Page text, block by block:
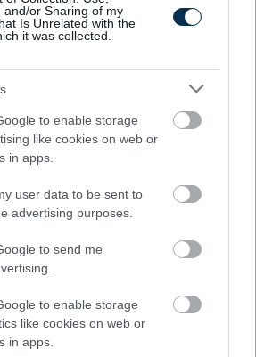
and/or Sharing of my
Is Unrelated with the
it was collected.
to enable storage
like cookies on web or
in apps.
user data to be sent to
advertising purposes.
to send me
to enable storage
like cookies on web or
in apps.